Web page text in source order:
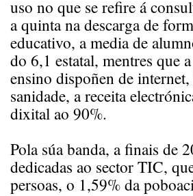
uso no que se refire á
a quinta na descarga de
educativo, a media de
do 6,1 estatal, mentres que
ensino dispoñen de
sanidade, a receita
dixital ao 90%.
Pola súa banda, a finais de
dedicadas ao sector TIC,
persoas, o 1,59% da